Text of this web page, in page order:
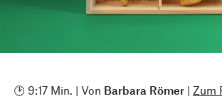
🕑 9:17 Min. | Von Barbara Römer | Zum